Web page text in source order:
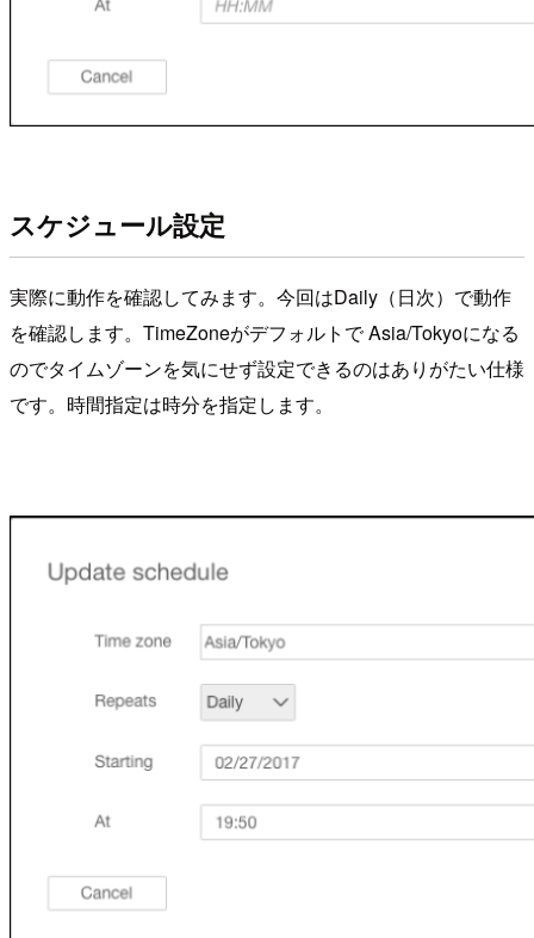
スケジュール設定
実際に動作を確認してみます。今回はDaily（日次）で動作
を確認します。TimeZoneがデフォルトで Asia/Tokyoになる
のでタイムゾーンを気にせず設定できるのはありがたい仕様
です。時間指定は時分を指定します。